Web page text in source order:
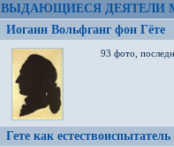
ВЫДАЮЩИЕСЯ ДЕЯТЕЛИ
Иоганн Вольфганг фон Гёте
93 фото,
Гете как естествоиспытатель